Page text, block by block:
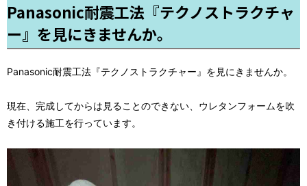
Panasonic耐震工法『テクノストラクチャ
ー』を見にきませんか。
Panasonic耐震工法『テクノストラクチャー』を見にきませんか。
現在、完成してからは見ることのできない、ウレタンフォームを吹
き付ける施工を行っています。